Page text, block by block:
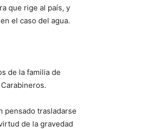
que rige al país, y
el caso del agua.
de la familia de
pensado trasladarse
de la gravedad